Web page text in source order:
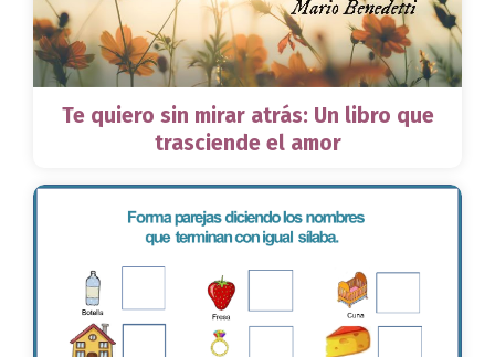
Te quiero sin mirar atrás: Un libro que
trasciende el amor